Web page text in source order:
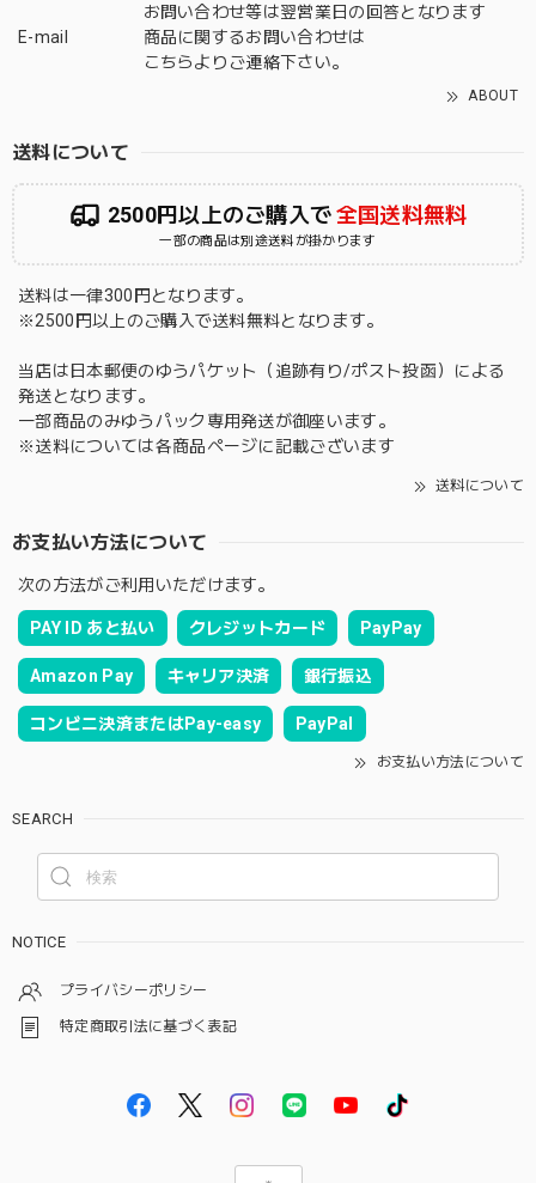
お問い合わせ等は翌営業日の回答となります
E-mail
商品に関するお問い合わせは
こちらよりご連絡下さい。
ABOUT
送料について
2500円以上のご購入で全国送料無料
一部の商品は別途送料が掛かります
送料は一律300円となります。
※2500円以上のご購入で送料無料となります。
当店は日本郵便のゆうパケット（追跡有り/ポスト投函）による
発送となります。
一部商品のみゆうパック専用発送が御座います。
※送料については各商品ページに記載ございます
送料について
お支払い方法について
次の方法がご利用いただけます。
PAY ID あと払い クレジットカード PayPay
Amazon Pay キャリア決済 銀行振込
コンビニ決済またはPay-easy PayPal
お支払い方法について
SEARCH
NOTICE
プライバシーポリシー
特定商取引法に基づく表記